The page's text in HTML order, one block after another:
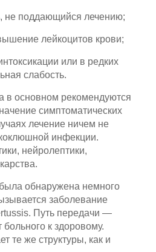
не поддающийся лечению;
лейкоцитов крови;
или в редких
слабость.
в основном рекомендуются
симптоматических
лечение ничем не
инфекции.
нейролептики,
обнаружена немного
заболевание
Путь передачи —
к здоровому.
те же структуры, как и